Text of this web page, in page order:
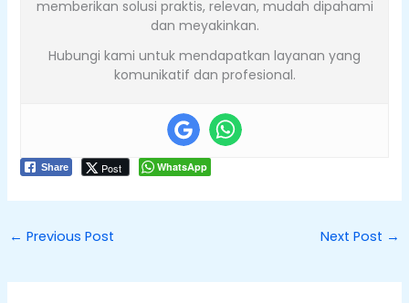
memberikan solusi praktis, relevan, mudah dipahami
dan meyakinkan.
Hubungi kami untuk mendapatkan layanan yang
komunikatif dan profesional.
Share Post WhatsApp
← Previous Post Next Post →